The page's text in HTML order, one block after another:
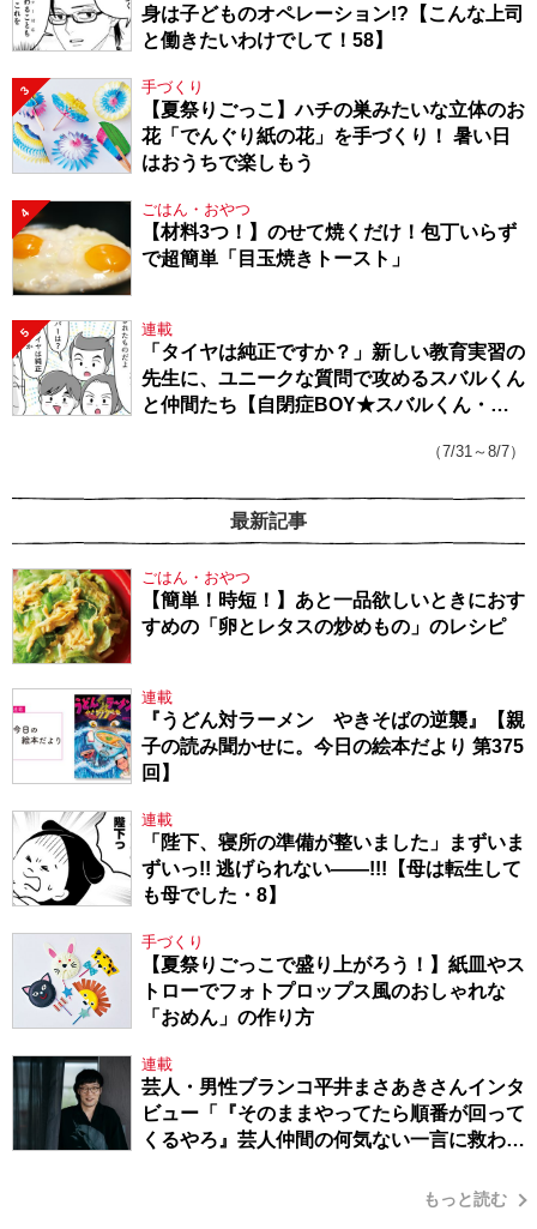
身は子どものオペレーション!?【こんな上司
と働きたいわけでして！58】
3 手づくり
【夏祭りごっこ】ハチの巣みたいな立体のお
花「でんぐり紙の花」を手づくり！ 暑い日
はおうちで楽しもう
4 ごはん・おやつ
【材料3つ！】のせて焼くだけ！包丁いらず
で超簡単「目玉焼きトースト」
5 連載
「タイヤは純正ですか？」新しい教育実習の
先生に、ユニークな質問で攻めるスバルくん
と仲間たち【自閉症BOY★スバルくん・
（7/31～8/7）
最新記事
ごはん・おやつ
【簡単！時短！】あと一品欲しいときにおす
すめの「卵とレタスの炒めもの」のレシピ
連載
『うどん対ラーメン やきそばの逆襲』【親
子の読み聞かせに。今日の絵本だより 第375
回】
連載
「陛下、寝所の準備が整いました」まずいま
ずいっ!! 逃げられない――!!!【母は転生して
も母でした・8】
手づくり
【夏祭りごっこで盛り上がろう！】紙皿やス
トローでフォトプロップス風のおしゃれな
「おめん」の作り方
連載
芸人・男性ブランコ平井まさあきさんインタ
ビュー「『そのままやってたら順番が回って
くるやろ』芸人仲間の何気ない一言に救われ
もっと読む